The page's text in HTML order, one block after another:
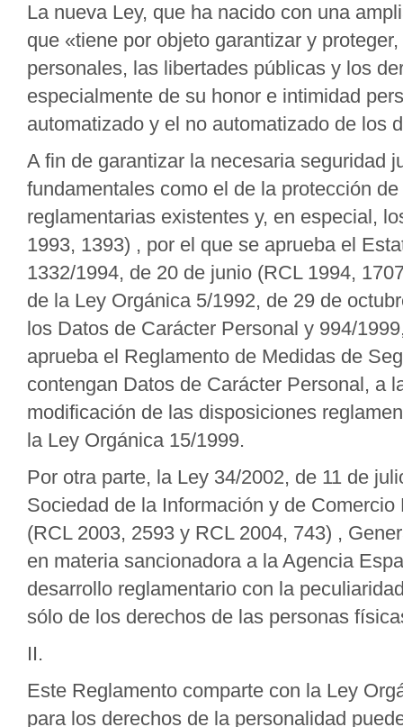
La nueva Ley, que ha nacido con una
que «tiene por objeto garantizar y
personales, las libertades públicas y los
especialmente de su honor e intimidad
automatizado y el no automatizado de los
A fin de garantizar la necesaria seguridad
fundamentales como el de la protección
reglamentarias existentes y, en especial,
1993, 1393) , por el que se aprueba el
1332/1994, de 20 de junio (RCL 1994,
de la Ley Orgánica 5/1992, de 29 de
los Datos de Carácter Personal y 994/
aprueba el Reglamento de Medidas de
contengan Datos de Carácter Personal, a
modificación de las disposiciones
la Ley Orgánica 15/1999.
Por otra parte, la Ley 34/2002, de 11 de
Sociedad de la Información y de
(RCL 2003, 2593 y RCL 2004, 743) ,
en materia sancionadora a la Agencia
desarrollo reglamentario con la
sólo de los derechos de las personas
II.
Este Reglamento comparte con la Ley
para los derechos de la personalidad